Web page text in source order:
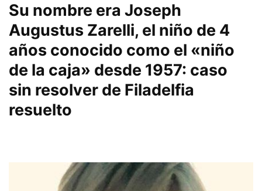
Su nombre era Joseph
Augustus Zarelli, el niño de 4
años conocido como el «niño
de la caja» desde 1957: caso
sin resolver de Filadelfia
resuelto